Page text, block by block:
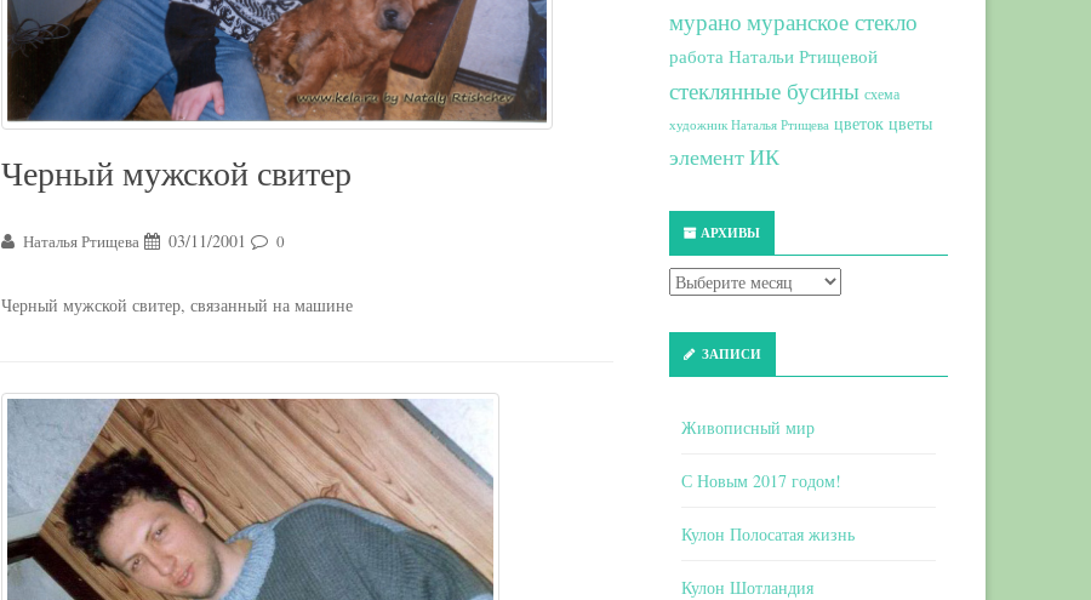
Черный мужской свитер
Наталья Ртищева 03/11/2001 0
Черный мужской свитер, связанный на машине
мурано муранское стекло
работа Натальи Ртищевой
стеклянные бусины схема
художник Наталья Ртищева цветок цветы
элемент ИК
АРХИВЫ
ЗАПИСИ
Живописный мир
С Новым 2017 годом!
Кулон Полосатая жизнь
Кулон Шотландия